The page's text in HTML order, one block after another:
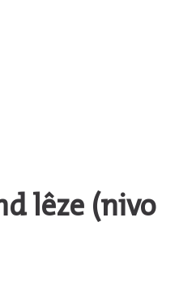
lêze (nivo